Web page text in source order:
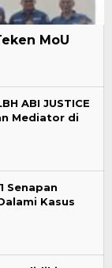
MoU
ABI JUSTICE
Mediator di
Senapan
Kasus